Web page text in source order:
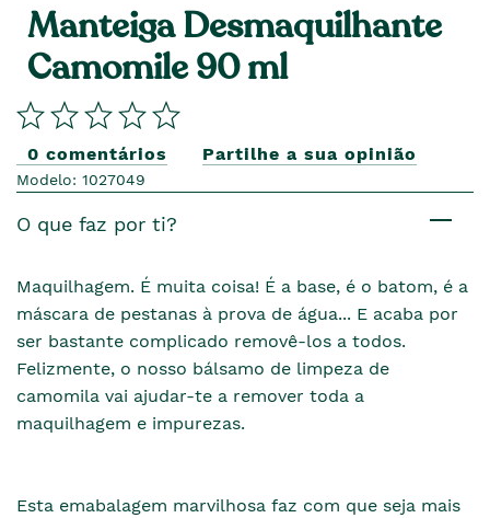
Manteiga Desmaquilhante
Camomile 90 ml
0 comentários Partilhe a sua opinião
Modelo: 1027049
O que faz por ti?
Maquilhagem. É muita coisa! É a base, é o batom, é a
máscara de pestanas à prova de água... E acaba por
ser bastante complicado removê-los a todos.
Felizmente, o nosso bálsamo de limpeza de
camomila vai ajudar-te a remover toda a
maquilhagem e impurezas.
Esta emabalagem marvilhosa faz com que seja mais